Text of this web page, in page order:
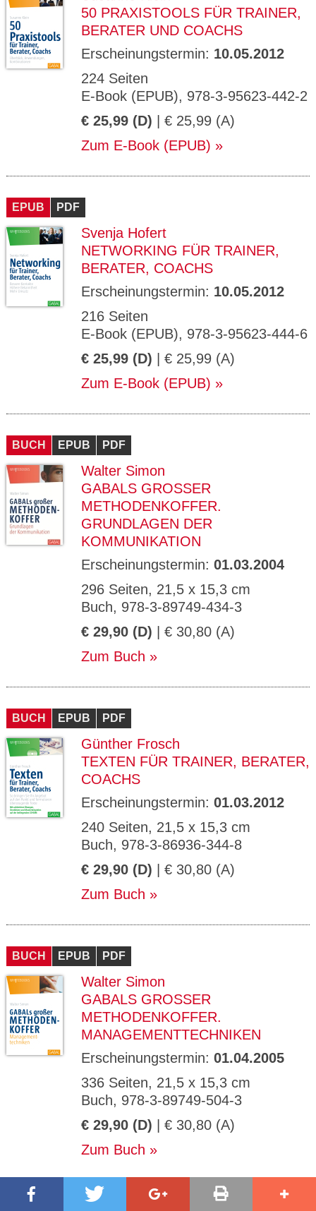
50 PRAXISTOOLS FÜR TRAINER,
BERATER UND COACHS
Erscheinungstermin: 10.05.2012
224 Seiten
E-Book (EPUB), 978-3-95623-442-2
€ 25,99 (D) | € 25,99 (A)
Zum E-Book (EPUB)
EPUB PDF
Svenja Hofert
NETWORKING FÜR TRAINER,
BERATER, COACHS
Erscheinungstermin: 10.05.2012
216 Seiten
E-Book (EPUB), 978-3-95623-444-6
€ 25,99 (D) | € 25,99 (A)
Zum E-Book (EPUB)
BUCH EPUB PDF
Walter Simon
GABALS GROSSER M
ETHODENKOFFER. G
RUNDLAGEN DER K
OMMUNIKATION
Erscheinungstermin: 01.03.2004
296 Seiten, 21,5 x 15,3 cm
Buch, 978-3-89749-434-3
€ 29,90 (D) | € 30,80 (A)
Zum Buch
BUCH EPUB PDF
Günther Frosch
TEXTEN FÜR TRAINER, BERATER,
COACHS
Erscheinungstermin: 01.03.2012
240 Seiten, 21,5 x 15,3 cm
Buch, 978-3-86936-344-8
€ 29,90 (D) | € 30,80 (A)
Zum Buch
BUCH EPUB PDF
Walter Simon
GABALS GROSSER M
ETHODENKOFFER. M
ANAGEMENTTECHNIKEN
Erscheinungstermin: 01.04.2005
336 Seiten, 21,5 x 15,3 cm
Buch, 978-3-89749-504-3
€ 29,90 (D) | € 30,80 (A)
Zum Buch